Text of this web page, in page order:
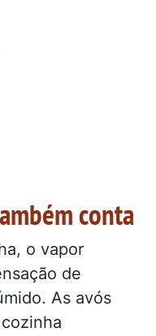
conta
o vapor
de
As avós